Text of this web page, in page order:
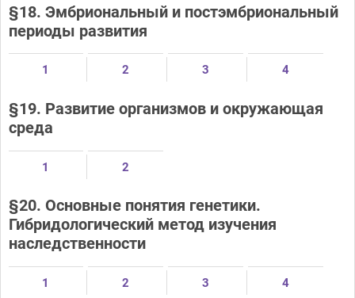
§18. Эмбриональный и постэмбриональный
периоды развития
1 2 3 4
§19. Развитие организмов и окружающая
среда
1 2
§20. Основные понятия генетики.
Гибридологический метод изучения
наследственности
1 2 3 4